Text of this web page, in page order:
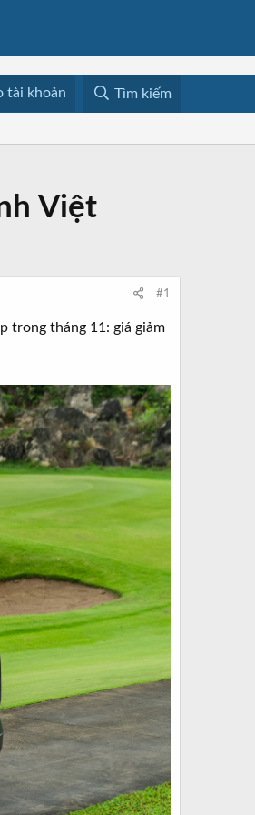
Resources
tài khoản Tìm kiếm
Việt
#1
trong tháng 11: giá giảm